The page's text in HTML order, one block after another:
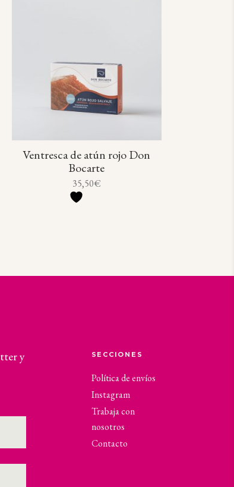
Ventresca de atún rojo Don
Bocarte
35,50€
y
SECCIONES
Política de envíos
Instagram
Trabaja con
nosotros
Contacto